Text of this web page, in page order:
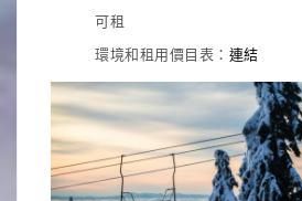
可租
環境和租用價目表： 連結